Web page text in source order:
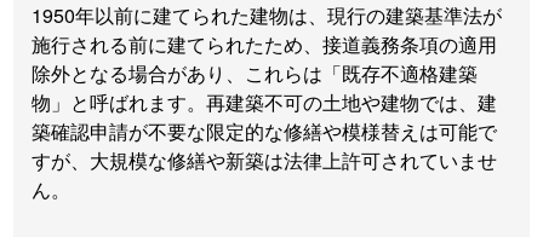
1950年以前に建てられた建物は、現行の建築基準法が
施行される前に建てられたため、接道義務条項の適用
除外となる場合があり、これらは「既存不適格建築
物」と呼ばれます。再建築不可の土地や建物では、建
築確認申請が不要な限定的な修繕や模様替えは可能で
すが、大規模な修繕や新築は法律上許可されていませ
ん。